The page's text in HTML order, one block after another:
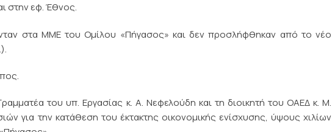
στην εφ. Έθνος.
στα ΜΜΕ του Ομίλου «Πήγασος» και δεν προσλήφθηκαν από το νέο
του υπ. Εργασίας κ. Α. Νεφελούδη και τη διοικητή του ΟΑΕΔ κ. Μ.
για την κατάθεση του έκτακτης οικονομικής ενίσχυσης, ύψους χιλίων